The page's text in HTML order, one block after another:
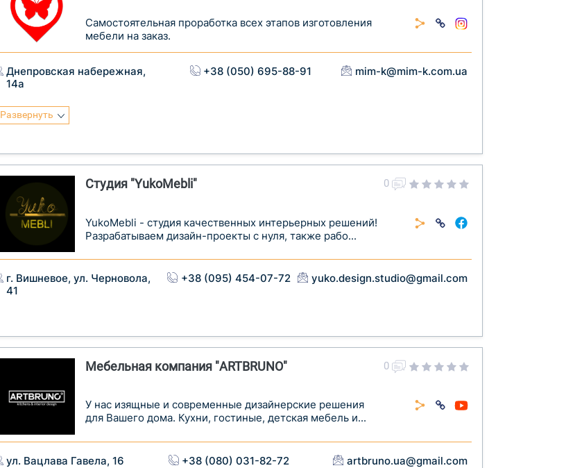
Cамостоятельная проработка всех этапов изготовления
мебели на заказ.
Днепровская набережная,
14а
+38 (050) 695-88-91 mim-k@mim-k.com.ua
Развернуть
Студия "YukoMebli"
YukoMebli - студия качественных интерьерных решений!
Разрабатываем дизайн-проекты с нуля, также рабо...
0
г. Вишневое, ул. Черновола,
41
+38 (095) 454-07-72 yuko.design.studio@gmail.com
Мебельная компания "ARTBRUNO"
У нас изящные и современные дизайнерские решения
для Вашего дома. Кухни, гостиные, детская мебель и...
0
ул. Вацлава Гавела, 16 +38 (080) 031-82-72 artbruno.ua@gmail.com